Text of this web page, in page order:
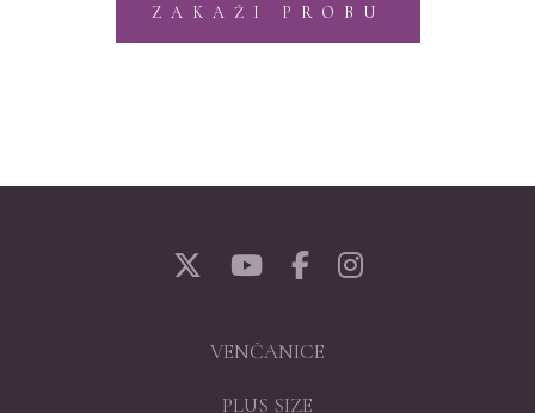
ZAKAŽI PROBU
VENČANICE
PLUS SIZE